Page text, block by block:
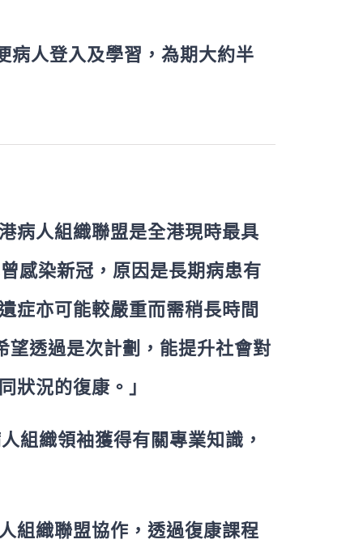
病人登入及學習，為期大約半
病人組織聯盟是全港現時最具
感染新冠，原因是長期病患有
症亦可能較嚴重而需稍長時間
透過是次計劃，能提升社會對
狀況的復康。」
組織領袖獲得有關專業知識，
組織聯盟協作，透過復康課程